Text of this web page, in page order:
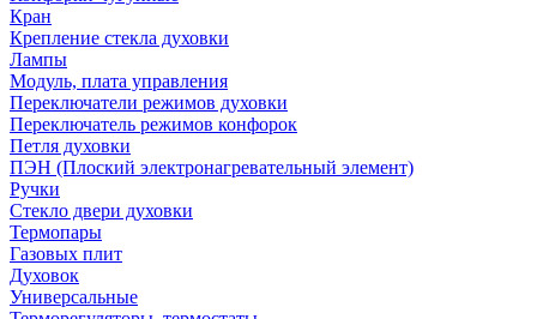
Кран
Крепление стекла духовки
Лампы
Модуль, плата управления
Переключатели режимов духовки
Переключатель режимов конфорок
Петля духовки
ПЭН (Плоский электронагревательный элемент)
Ручки
Стекло двери духовки
Термопары
Газовых плит
Духовок
Универсальные